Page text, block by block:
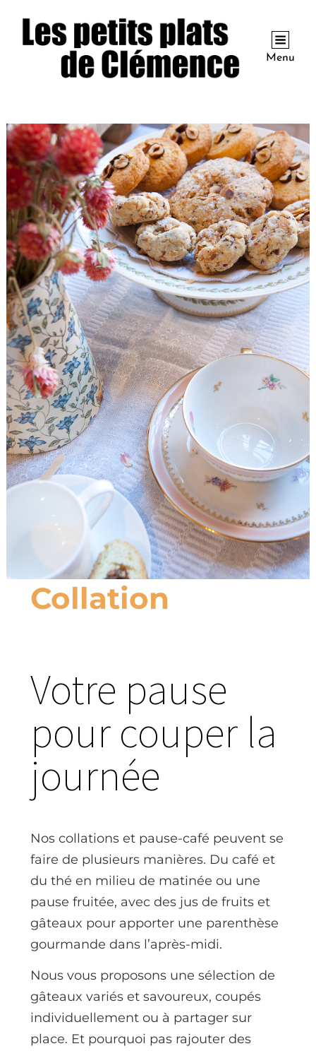
Menu
Collation
Collation
Votre pause
pour couper la
journée
Nos collations et pause-café peuvent se
faire de plusieurs manières. Du café et
du thé en milieu de matinée ou une
pause fruitée, avec des jus de fruits et
gâteaux pour apporter une parenthèse
gourmande dans l’après-midi.
Nous vous proposons une sélection de
gâteaux variés et savoureux, coupés
individuellement ou à partager sur
place. Et pourquoi pas rajouter des